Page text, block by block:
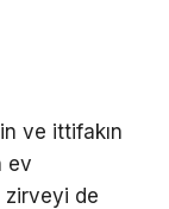
ve ittifakın
ev
zirveyi de